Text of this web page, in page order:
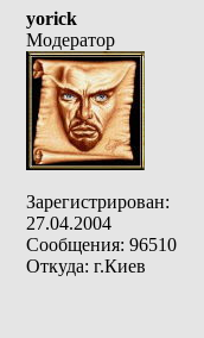
yorick
Модератор
Зарегистрирован:
27.04.2004
Сообщения: 96510
Откуда: г.Киев